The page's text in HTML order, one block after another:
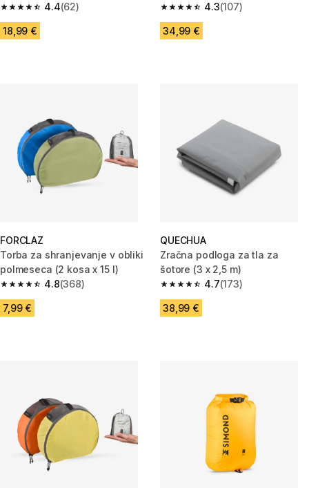
4.4
4.4 od 5 zvezdic from 62 ocene
(62)
18,99 €
4.3
4.3 od 5 zvezdic from 107
(107)
34,99 €
FORCLAZ
Torba za shranjevanje v obliki
polmeseca (2 kosa x 15 l)
4.8
4.8 od 5 zvezdic from 368 ocene
(368)
7,99 €
QUECHUA
Zračna podloga za tla za
šotore (3 x 2,5 m)
4.7
4.7 od 5 zvezdic from 173
(173)
38,99 €